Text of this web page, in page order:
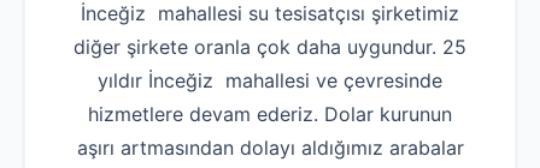
İnceğiz mahallesi su tesisatçısı şirketimiz
diğer şirkete oranla çok daha uygundur. 25
yıldır İnceğiz mahallesi ve çevresinde
hizmetlere devam ederiz. Dolar kurunun
aşırı artmasından dolayı aldığımız arabalar